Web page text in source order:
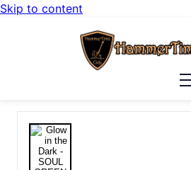
Skip to content